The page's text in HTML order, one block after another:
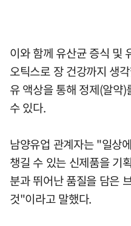
이와 함께 유산균 증식 및
오틱스로 장 건강까지 생
유 액상을 통해 정제(알약
수 있다.
남양유업 관계자는 "일상
챙길 수 있는 신제품을 기
분과 뛰어난 품질을 담은
것"이라고 말했다.